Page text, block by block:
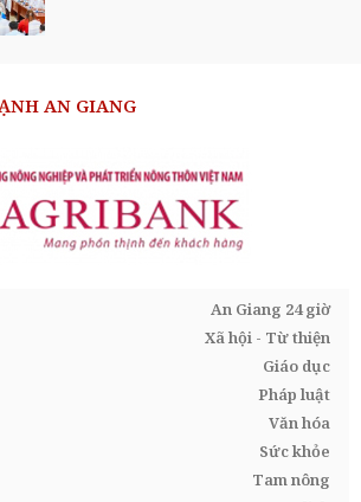
AN GIANG
An Giang 24 giờ
Xã hội - Từ thiện
Giáo dục
Pháp luật
Văn hóa
Sức khỏe
Tam nông